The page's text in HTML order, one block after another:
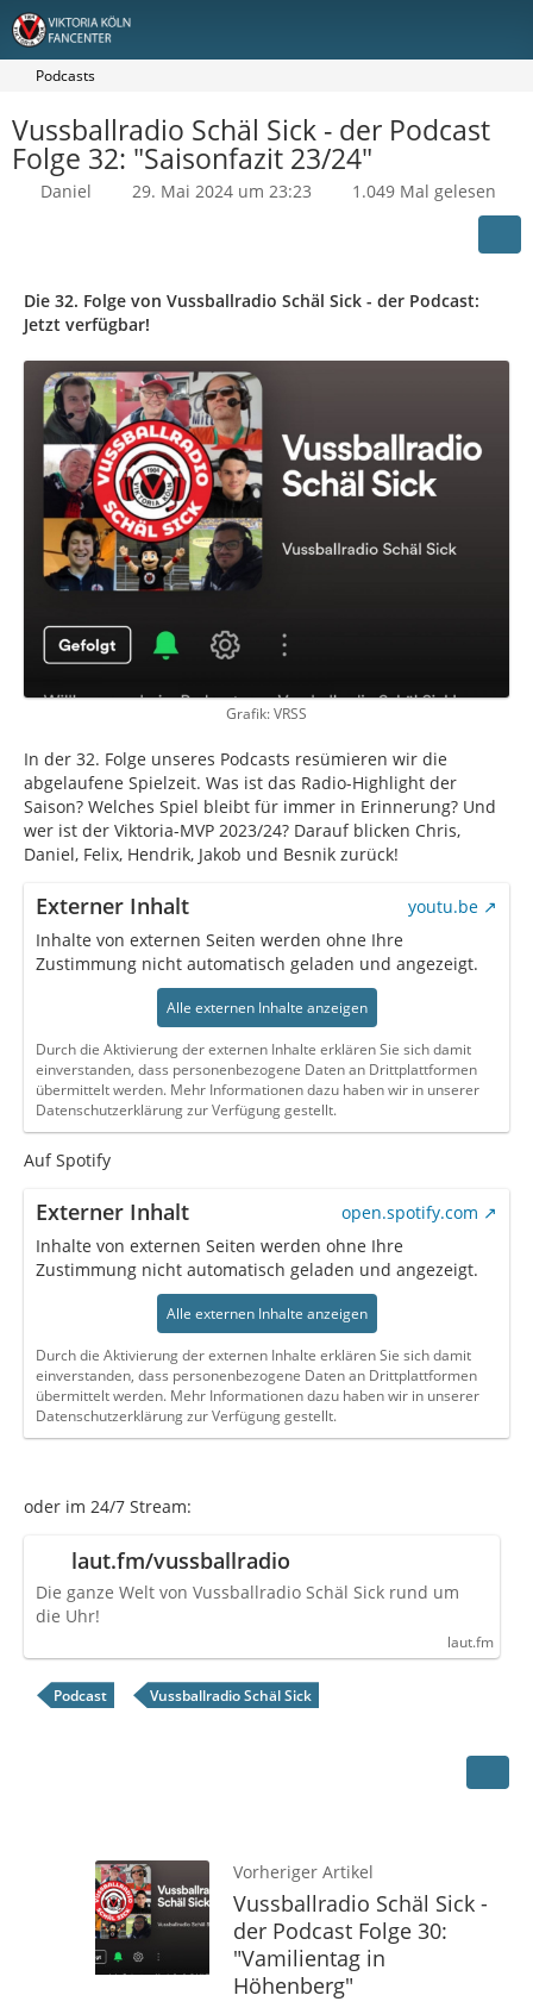
Podcasts
Vussballradio Schäl Sick - der Podcast
Folge 32: "Saisonfazit 23/24"
Daniel 29. Mai 2024 um 23:23 1.049 Mal gelesen
Die 32. Folge von Vussballradio Schäl Sick - der Podcast:
Jetzt verfügbar!
Grafik: VRSS
In der 32. Folge unseres Podcasts resümieren wir die
abgelaufene Spielzeit. Was ist das Radio-Highlight der
Saison? Welches Spiel bleibt für immer in Erinnerung? Und
wer ist der Viktoria-MVP 2023/24? Darauf blicken Chris,
Daniel, Felix, Hendrik, Jakob und Besnik zurück!
Externer Inhalt
youtu.be
Inhalte von externen Seiten werden ohne Ihre
Zustimmung nicht automatisch geladen und angezeigt.
Alle externen Inhalte anzeigen
Durch die Aktivierung der externen Inhalte erklären Sie sich damit
einverstanden, dass personenbezogene Daten an Drittplattformen
übermittelt werden. Mehr Informationen dazu haben wir in unserer
Datenschutzerklärung zur Verfügung gestellt.
Auf Spotify
Externer Inhalt
open.spotify.com
Inhalte von externen Seiten werden ohne Ihre
Zustimmung nicht automatisch geladen und angezeigt.
Alle externen Inhalte anzeigen
Durch die Aktivierung der externen Inhalte erklären Sie sich damit
einverstanden, dass personenbezogene Daten an Drittplattformen
übermittelt werden. Mehr Informationen dazu haben wir in unserer
Datenschutzerklärung zur Verfügung gestellt.
oder im 24/7 Stream:
laut.fm/vussballradio
Die ganze Welt von Vussballradio Schäl Sick rund um
die Uhr!
laut.fm
Podcast Vussballradio Schäl Sick
Vorheriger Artikel
Vussballradio Schäl Sick -
der Podcast Folge 30:
"Vamilientag in
Höhenberg"